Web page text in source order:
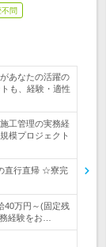
問
あなたの活躍の
も、経験・適性
工管理の実務経
模プロジェクト
直行直帰 ☆寮完
40万円～(固定残
経験をお…